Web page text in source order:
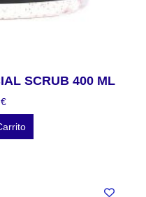
SCRUB 400 ML
€